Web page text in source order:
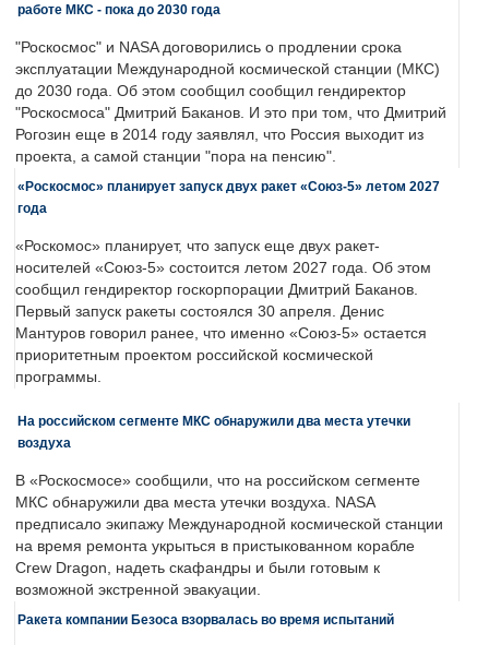
работе МКС - пока до 2030 года
"Роскосмос" и NASA договорились о продлении срока
эксплуатации Международной космической станции (МКС)
до 2030 года. Об этом сообщил сообщил гендиректор
"Роскосмоса" Дмитрий Баканов. И это при том, что Дмитрий
Рогозин еще в 2014 году заявлял, что Россия выходит из
проекта, а самой станции "пора на пенсию".
«Роскосмос» планирует запуск двух ракет «Союз-5» летом 2027
года
«Роскомос» планирует, что запуск еще двух ракет-
носителей «Союз-5» состоится летом 2027 года. Об этом
сообщил гендиректор госкорпорации Дмитрий Баканов.
Первый запуск ракеты состоялся 30 апреля. Денис
Мантуров говорил ранее, что именно «Союз-5» остается
приоритетным проектом российской космической
программы.
На российском сегменте МКС обнаружили два места утечки
воздуха
В «Роскосмосе» сообщили, что на российском сегменте
МКС обнаружили два места утечки воздуха. NASA
предписало экипажу Международной космической станции
на время ремонта укрыться в пристыкованном корабле
Crew Dragon, надеть скафандры и были готовым к
возможной экстренной эвакуации.
Ракета компании Безоса взорвалась во время испытаний